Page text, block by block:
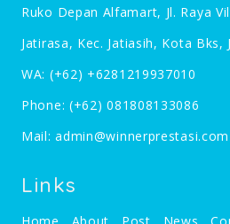
Ruko Depan Alfamart, Jl. Raya
Jatirasa, Kec. Jatiasih, Kota Bks,
WA: (+62) +6281219937010
Phone: (+62) 081808133086
Mail:admin@winnerprestasi.com
Links